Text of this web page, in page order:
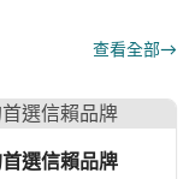
查看全部→
選信賴品牌